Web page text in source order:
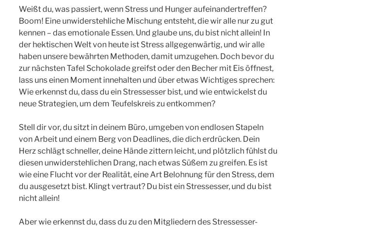
Weißt du, was passiert, wenn Stress und Hunger aufeinandertreffen?
Boom! Eine unwiderstehliche Mischung entsteht, die wir alle nur zu gut
kennen – das emotionale Essen. Und glaube uns, du bist nicht allein! In
der hektischen Welt von heute ist Stress allgegenwärtig, und wir alle
haben unsere bewährten Methoden, damit umzugehen. Doch bevor du
zur nächsten Tafel Schokolade greifst oder den Becher mit Eis öffnest,
lass uns einen Moment innehalten und über etwas Wichtiges sprechen:
Wie erkennst du, dass du ein Stressesser bist, und wie entwickelst du
neue Strategien, um dem Teufelskreis zu entkommen?
Stell dir vor, du sitzt in deinem Büro, umgeben von endlosen Stapeln
von Arbeit und einem Berg von Deadlines, die dich erdrücken. Dein
Herz schlägt schneller, deine Hände zittern leicht, und plötzlich fühlst du
diesen unwiderstehlichen Drang, nach etwas Süßem zu greifen. Es ist
wie eine Flucht vor der Realität, eine Art Belohnung für den Stress, dem
du ausgesetzt bist. Klingt vertraut? Du bist ein Stressesser, und du bist
nicht allein!
Aber wie erkennst du, dass du zu den Mitgliedern des Stressesser-